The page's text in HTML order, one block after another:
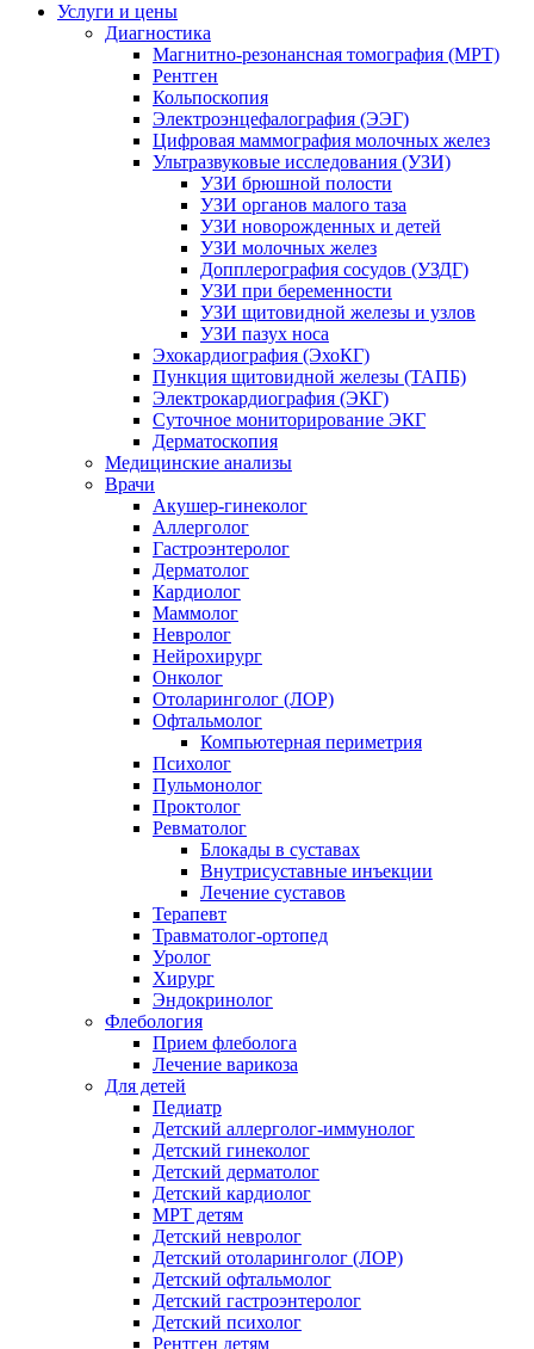
Услуги и цены
Диагностика
Магнитно-резонансная томография (МРТ)
Рентген
Кольпоскопия
Электроэнцефалография (ЭЭГ)
Цифровая маммография молочных желез
Ультразвуковые исследования (УЗИ)
УЗИ брюшной полости
УЗИ органов малого таза
УЗИ новорожденных и детей
УЗИ молочных желез
Допплерография сосудов (УЗДГ)
УЗИ при беременности
УЗИ щитовидной железы и узлов
УЗИ пазух носа
Эхокардиография (ЭхоКГ)
Пункция щитовидной железы (ТАПБ)
Электрокардиография (ЭКГ)
Суточное мониторирование ЭКГ
Дерматоскопия
Медицинские анализы
Врачи
Акушер-гинеколог
Аллерголог
Гастроэнтеролог
Дерматолог
Кардиолог
Маммолог
Невролог
Нейрохирург
Онколог
Отоларинголог (ЛОР)
Офтальмолог
Компьютерная периметрия
Психолог
Пульмонолог
Проктолог
Ревматолог
Блокады в суставах
Внутрисуставные инъекции
Лечение суставов
Терапевт
Травматолог-ортопед
Уролог
Хирург
Эндокринолог
Флебология
Прием флеболога
Лечение варикоза
Для детей
Педиатр
Детский аллерголог-иммунолог
Детский гинеколог
Детский дерматолог
Детский кардиолог
МРТ детям
Детский невролог
Детский отоларинголог (ЛОР)
Детский офтальмолог
Детский гастроэнтеролог
Детский психолог
Рентген детям